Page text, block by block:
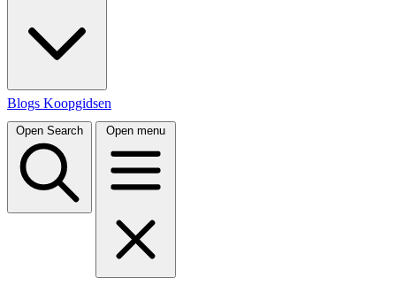
Blogs Koopgidsen
Open Search Open menu